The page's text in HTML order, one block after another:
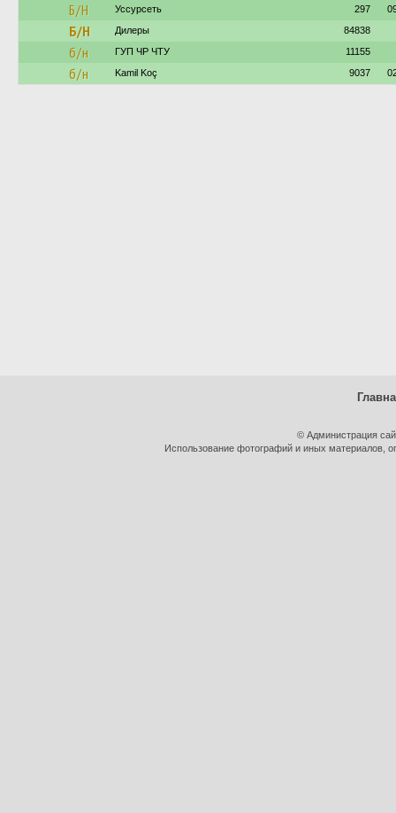
Б/Н Уссурсеть 297
Б/Н Дилеры 84838
б/н ГУП ЧР ЧТУ 11155
б/н Kamil Koç 9037
© Администрация
Использование фотографий и иных материалов,